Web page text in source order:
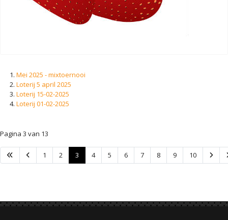
Mei 2025 - mixtoernooi
Loterij 5 april 2025
Loterij 15-02-2025
Loterij 01-02-2025
Pagina 3 van 13
1 2 3 4 5 6 7 8 9 10